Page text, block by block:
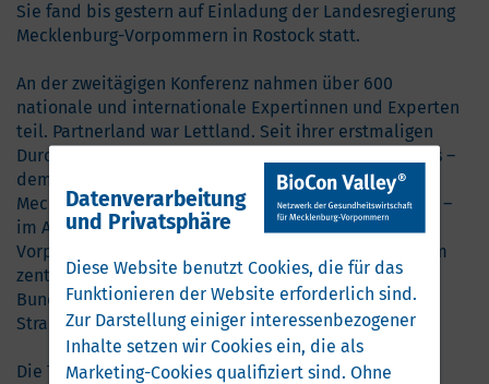
Sie fand bis gestern auf Einladung der Landesregierung
Mecklenburg-Vorpommern in Rostock statt.
An der zweitägigen Konferenz nahmen über 600
nationale und internationale Expertinnen und Experten
teil. Partnerland war Lettland. Seit ihrer erstmaligen
Durchführung im Jahr 2005 wird die Konferenz von uns –
dem Netzwerk der Gesundheitswirtschaft für
Mecklenburg-Vorpommern, der
BioCon Valley ®GmbH
–
im Auftrag der Landesregierung Mecklenburg-
Vorpommern organisiert. Sie hat sich seither zu einem
zentralen Forum für dieGesundheitswirtschaftin der
Bundesrepublik Deutschland mit internationaler
Strahlkraft entwickelt.
Die Themenschwerpunkte der 21. Nationalen
Datenverarbeitung
und Privatsphäre
Diese Website benutzt Cookies, die für das
Funktionieren der Website erforderlich sind.
Zur Darstellung einiger interessenbezogener
Inhalte setzen wir Cookies ein, die als
Marketing-Cookies qualifiziert sind. Ohne